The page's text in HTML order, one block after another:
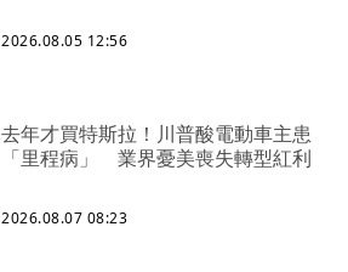
2026.08.05 12:56
去年才買特斯拉！川普酸電動車主患
「里程病」 業界憂美喪失轉型紅利
2026.08.07 08:23